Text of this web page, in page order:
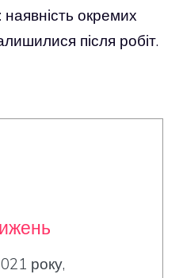
окремих
після робіт.
року,